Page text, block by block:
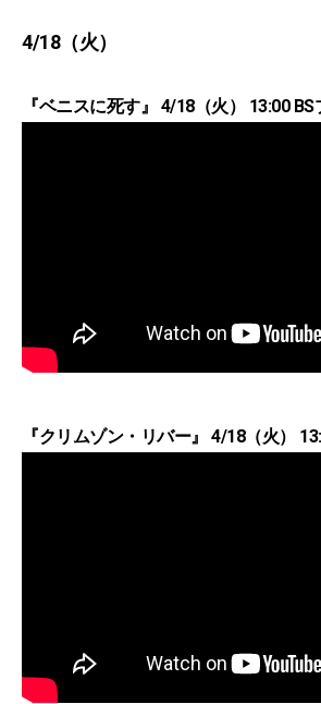
4/18（火）
『ベニスに死す』 4/18（火） 13:00
『クリムゾン・リバー』 4/18（火）